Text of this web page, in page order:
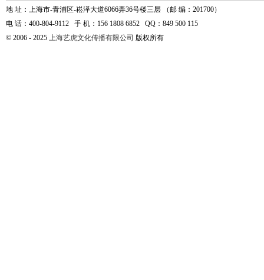
地 址：上海市-青浦区-崧泽大道6066弄36号楼三层 （邮 编：201700）
电 话：400-804-9112 手 机：156 1808 6852 QQ：849 500 115
© 2006 - 2025 上海艺虎文化传播有限公司 版权所有